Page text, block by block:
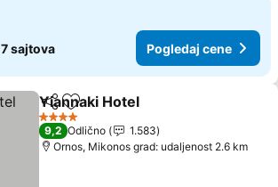
7 sajtova Pogledaj cene
Deli Dodati u favorite
Yiannaki Hotel
4 Zvezdice
9,2 Odlično
1.583
Ornos, Mikonos grad: udaljenost 2.6 km